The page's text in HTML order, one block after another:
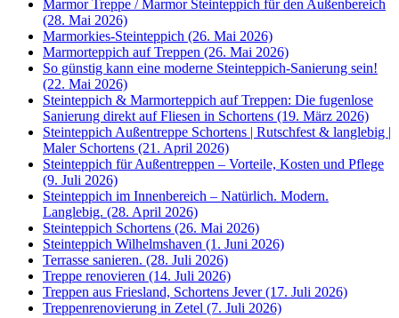
Marmor Treppe / Marmor Steinteppich für den Außenbereich
(28. Mai 2026)
Marmorkies-Steinteppich (26. Mai 2026)
Marmorteppich auf Treppen (26. Mai 2026)
So günstig kann eine moderne Steinteppich-Sanierung sein!
(22. Mai 2026)
Steinteppich & Marmorteppich auf Treppen: Die fugenlose
Sanierung direkt auf Fliesen in Schortens (19. März 2026)
Steinteppich Außentreppe Schortens | Rutschfest & langlebig |
Maler Schortens (21. April 2026)
Steinteppich für Außentreppen – Vorteile, Kosten und Pflege
(9. Juli 2026)
Steinteppich im Innenbereich – Natürlich. Modern.
Langlebig. (28. April 2026)
Steinteppich Schortens (26. Mai 2026)
Steinteppich Wilhelmshaven (1. Juni 2026)
Terrasse sanieren. (28. Juli 2026)
Treppe renovieren (14. Juli 2026)
Treppen aus Friesland, Schortens Jever (17. Juli 2026)
Treppenrenovierung in Zetel (7. Juli 2026)